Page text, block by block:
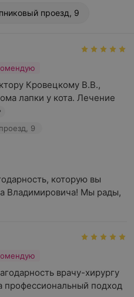
проезд, 9
Кровецкому В.В.,
лапки у кота. Лечение
9
которую вы
Владимировича! Мы рады,
врачу-хирургу
профессиональный подход